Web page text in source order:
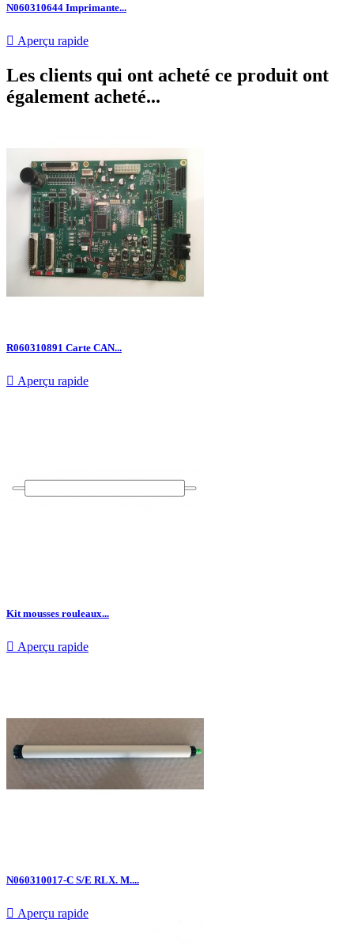
N060310644 Imprimante...
 Aperçu rapide
Les clients qui ont acheté ce produit ont
également acheté...
R060310891 Carte CAN...
 Aperçu rapide
Kit mousses rouleaux...
 Aperçu rapide
N060310017-C S/E RLX. M....
 Aperçu rapide